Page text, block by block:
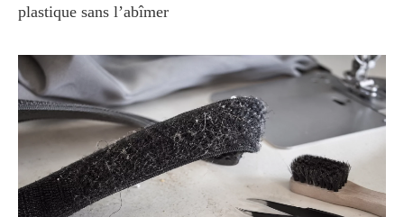
plastique sans l’abîmer